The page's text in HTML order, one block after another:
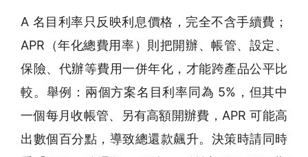
A 名目利率只反映利息價格，完全不含手續費；
APR（年化總費用率）則把開辦、帳管、設定、
保險、代辦等費用一併年化，才能跨產品公平比
較。舉例：兩個方案名目利率同為 5%，但其中
一個每月收帳管、另有高額開辦費，APR 可能高
出數個百分點，導致總還款飆升。決策時請同時